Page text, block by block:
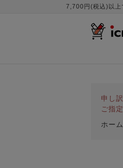
7,700円(税込)以上
申し
ご指
ホー